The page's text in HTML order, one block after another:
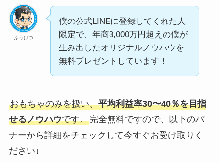
ふうげつ
僕の公式LINEに登録してくれた人
限定で、年商3,000万円超えの僕が
生み出したオリジナルノウハウを
無料プレゼントしています！
おもちゃのみを扱い、平均利益率30〜40％を目指
せるノウハウです。完全無料ですので、以下のバ
ナーから詳細をチェックして今すぐお受け取りく
ださい↓